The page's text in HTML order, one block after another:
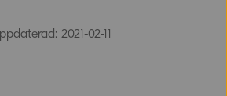
2021-02-11